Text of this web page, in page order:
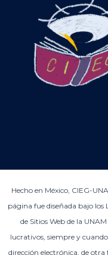
Hecho en México, CIEG-
página fue diseñada bajo
de Sitios Web de la
lucrativos, siempre y
dirección electrónica, de